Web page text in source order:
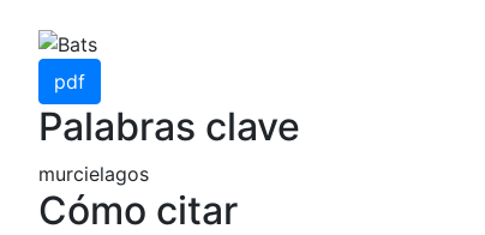
pdf
Palabras clave
murcielagos
Cómo citar